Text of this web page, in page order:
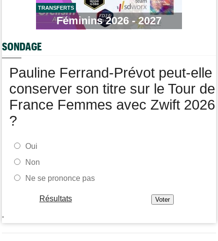
Tour de Pologne
Jan Christen : "J'ai dû me retenir pour ne pas attaquer trop tôt"
Kasia Niewiadoma fait coup double sur la 7e étape
Joao Almeida a abandonné après une nouvelle chute
TRANSFERTS
Féminins 2026 - 2027
SONDAGE
Pauline Ferrand-Prévot peut-elle
conserver son titre sur le Tour de
France Femmes avec Zwift 2026
?
Oui
Non
Ne se prononce pas
Résultats
-